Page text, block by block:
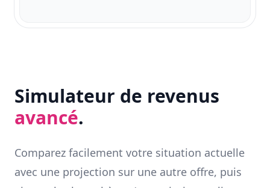
Simulateur de revenus
avancé.
Comparez facilement votre situation actuelle
avec une projection sur une autre offre, puis